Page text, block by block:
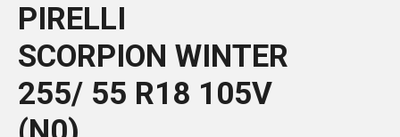
PIRELLI
SCORPION WINTER
255/ 55 R18 105V